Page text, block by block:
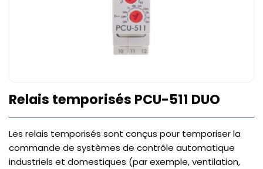
Relais temporisés PCU-511 DUO
Les relais temporisés sont conçus pour temporiser la
commande de systèmes de contrôle automatique
industriels et domestiques (par exemple, ventilation,